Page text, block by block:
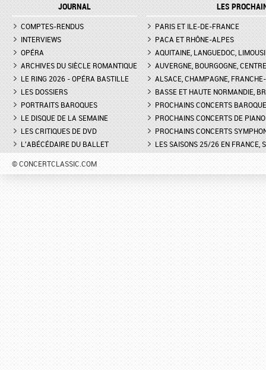
JOURNAL
COMPTES-RENDUS
INTERVIEWS
OPÉRA
ARCHIVES DU SIÈCLE ROMANTIQUE
LE RING 2026 - OPÉRA BASTILLE
LES DOSSIERS
PORTRAITS BAROQUES
LE DISQUE DE LA SEMAINE
LES CRITIQUES DE DVD
L'ABÉCÉDAIRE DU BALLET
LES
PARIS ET ILE-DE-FRANCE
PACA ET RHÔNE-ALPES
AQUITAINE, LANGUEDOC,
AUVERGNE, BOURGOGNE, CENTRE
ALSACE, CHAMPAGNE,
BASSE ET HAUTE NORMANDIE,
PROCHAINS CONCERTS
PROCHAINS CONCERTS DE PIANO
PROCHAINS CONCERTS
LES SAISONS 25/26 EN FRANCE,
© CONCERTCLASSIC.COM